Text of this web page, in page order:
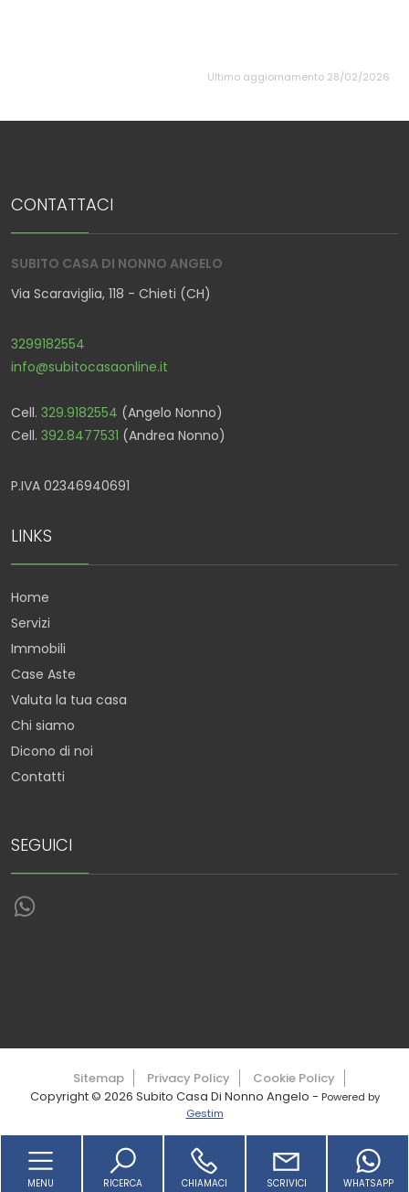
Ultimo aggiornamento 28/02/2026
CONTATTACI
SUBITO CASA DI NONNO ANGELO
Via Scaraviglia, 118 - Chieti (CH)
3299182554
info@subitocasaonline.it
Cell. 329.9182554 (Angelo Nonno)
Cell. 392.8477531 (Andrea Nonno)
P.IVA 02346940691
LINKS
Home
Servizi
Immobili
Case Aste
Valuta la tua casa
Chi siamo
Dicono di noi
Contatti
SEGUICI
Sitemap Privacy Policy
Cookie Policy
Copyright © 2026 Subito Casa Di Nonno Angelo - Powered by
Gestim
MENU RICERCA CHIAMACI SCRIVICI WHATSAPP